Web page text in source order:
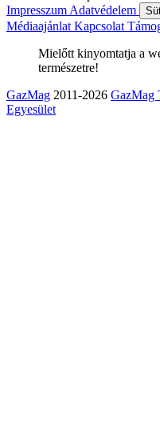
Impresszum Adatvédelem
Médiaajánlat Kapcsolat
Mielőtt kinyomtatja a
természetre!
GazMag 2011-2026 GazMag
Egyesület